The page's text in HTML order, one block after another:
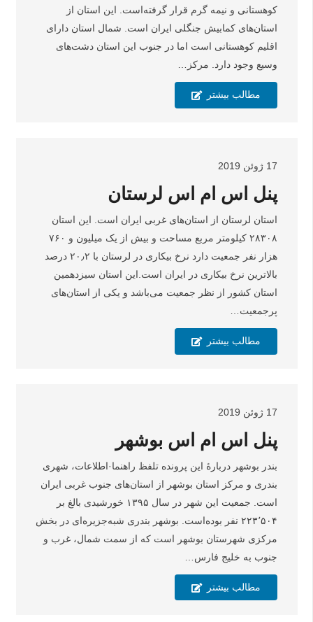
کوهستانی و نیمه گرم قرار گرفته‌است. این استان از
استان‌های کمابیش جنگلی ایران است. شمال استان دارای
اقلیم کوهستانی است اما در جنوب این استان دشت‌های
وسیع وجود دارد. مرکز…
مطالب بیشتر
17 ژوئن 2019
پنل اس ام اس لرستان
استان لرستان از استان‌های غربی ایران است. این استان
۲۸۳۰۸ کیلومتر مربع مساحت و بیش از یک میلیون و ۷۶۰
هزار نفر جمعیت دارد نرخ بیکاری در لرستان با ۲۰٫۲ درصد
بالاترین نرخ بیکاری در ایران است.این استان سیزدهمین
استان کشور از نظر جمعیت می‌باشد و یکی از استان‌های
پرجمعیت…
مطالب بیشتر
17 ژوئن 2019
پنل اس ام اس بوشهر
بندر بوشهر دربارهٔ این پرونده تلفظ راهنما·اطلاعات، شهری
بندری و مرکز استان بوشهر از استان‌های جنوب غربی ایران
است. جمعیت این شهر در سال ۱۳۹۵ خورشیدی بالغ بر
۲۲۳٬۵۰۴ نفر بوده‌است. بوشهر بندری شبه‌جزیره‌ای در بخش
مرکزی شهرستان بوشهر است که از سمت شمال، غرب و
جنوب به خلیج فارس…
مطالب بیشتر